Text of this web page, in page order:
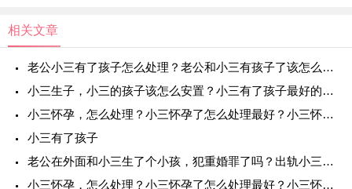
相关文章
老公小三有了孩子怎么处理？老公和小三有孩子了该怎么办？老公外面有小三而且有小孩怎么办？
小三生子，小三的孩子该怎么安置？小三有了孩子最好的处理方法？ 老公小三有了孩子怎么处理？
小三怀孕，怎么处理？小三怀孕了怎么处理最好？小三怀孕怎么办？男方出轨第三者怀孕怎么解决？
小三有了孩子
老公在外面和小三生了个小孩，犯重婚罪了吗？出轨小三怀孕犯法吗？已婚男人让小三怀孕犯法吗？小三怀孕告男方会坐牢吗？
小三怀孕，怎么处理？小三怀孕了怎么处理最好？小三怀孕怎么办？男方出轨第三者怀孕怎么解决？